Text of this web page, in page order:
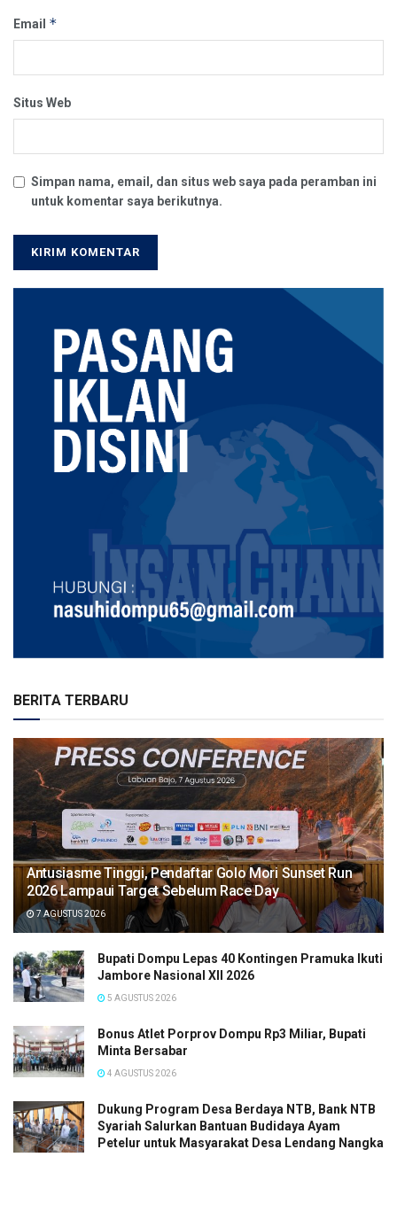
Email *
Situs Web
Simpan nama, email, dan situs web saya pada peramban ini
untuk komentar saya berikutnya.
BERITA TERBARU
Antusiasme Tinggi, Pendaftar Golo Mori Sunset Run
2026 Lampaui Target Sebelum Race Day
7 AGUSTUS 2026
Bupati Dompu Lepas 40 Kontingen Pramuka Ikuti
Jambore Nasional XII 2026
5 AGUSTUS 2026
Bonus Atlet Porprov Dompu Rp3 Miliar, Bupati
Minta Bersabar
4 AGUSTUS 2026
Dukung Program Desa Berdaya NTB, Bank NTB
Syariah Salurkan Bantuan Budidaya Ayam
Petelur untuk Masyarakat Desa Lendang Nangka